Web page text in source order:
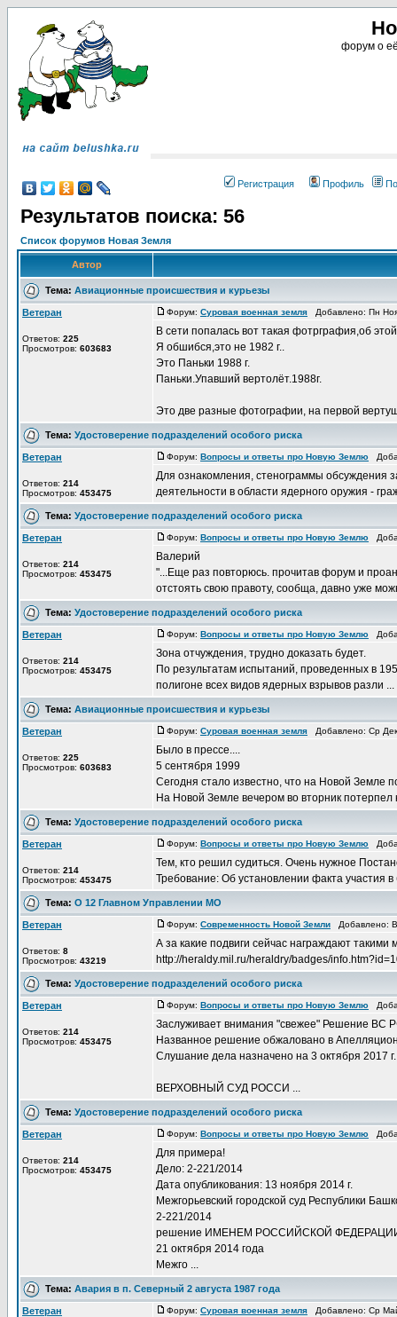
форум о
Регистрация Профиль
Результатов поиска: 56
Список форумов Новая Земля
Автор
Тема: Авиационные происшествия и курьезы
Ветеран
Ответов: 225
Просмотров: 603683
Форум: Суровая военная земля Добавлено: Пн
В сети попалась вот такая фотрграфия,об
Я обшибся,это не 1982 г..
Это Паньки 1988 г.
Паньки.Упавший вертолёт.1988г.
Это две разные фотографии, на первой
Тема: Удостоверение подразделений особого риска
Ветеран
Ответов: 214
Просмотров: 453475
Форум: Вопросы и ответы про Новую Землю
Для ознакомления, стенограммы обсуждения
деятельности в области ядерного оружия -
Тема: Удостоверение подразделений особого риска
Ветеран
Ответов: 214
Просмотров: 453475
Форум: Вопросы и ответы про Новую Землю
Валерий
"...Еще раз повторюсь. прочитав форум и
отстоять свою правоту, сообща, давно уже
Тема: Удостоверение подразделений особого риска
Ветеран
Ответов: 214
Просмотров: 453475
Форум: Вопросы и ответы про Новую Землю
Зона отчуждения, трудно доказать будет.
По результатам испытаний, проведенных в
полигоне всех видов ядерных взрывов разли ...
Тема: Авиационные происшествия и курьезы
Ветеран
Ответов: 225
Просмотров: 603683
Форум: Суровая военная земля Добавлено: Ср
Было в прессе....
5 сентября 1999
Сегодня стало известно, что на Новой Земле
На Новой Земле вечером во вторник потерпел
Тема: Удостоверение подразделений особого риска
Ветеран
Ответов: 214
Просмотров: 453475
Форум: Вопросы и ответы про Новую Землю
Тем, кто решил судиться. Очень нужное
Требование: Об установлении факта участия
Тема: О 12 Главном Управлении МО
Ветеран
Ответов: 8
Просмотров: 43219
Форум: Современность Новой Земли Добавлено:
А за какие подвиги сейчас награждают такими
http://heraldy.mil.ru/heraldry/badges/
Тема: Удостоверение подразделений особого риска
Ветеран
Ответов: 214
Просмотров: 453475
Форум: Вопросы и ответы про Новую Землю
Заслуживает внимания "свежее" Решение ВС
Названное решение обжаловано в
Слушание дела назначено на 3 октября 2017
ВЕРХОВНЫЙ СУД РОССИ ...
Тема: Удостоверение подразделений особого риска
Ветеран
Ответов: 214
Просмотров: 453475
Форум: Вопросы и ответы про Новую Землю
Для примера!
Дело: 2-221/2014
Дата опубликования: 13 ноября 2014 г.
Межгорьевский городской суд Республики
2-221/2014
решение ИМЕНЕМ РОССИЙСКОЙ
21 октября 2014 года
Межго ...
Тема: Авария в п. Северный 2 августа 1987 года
Ветеран Форум: Суровая военная земля Добавлено: Ср